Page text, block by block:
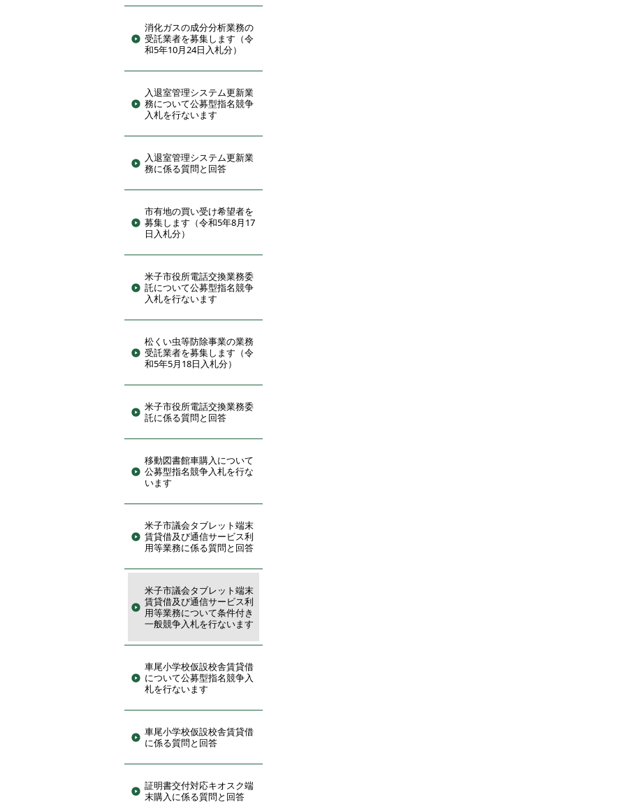
消化ガスの成分分析業務の
受託業者を募集します（令
和5年10月24日入札分）
入退室管理システム更新業
務について公募型指名競争
入札を行ないます
入退室管理システム更新業
務に係る質問と回答
市有地の買い受け希望者を
募集します（令和5年8月17
日入札分）
米子市役所電話交換業務委
託について公募型指名競争
入札を行ないます
松くい虫等防除事業の業務
受託業者を募集します（令
和5年5月18日入札分）
米子市役所電話交換業務委
託に係る質問と回答
移動図書館車購入について
公募型指名競争入札を行な
います
米子市議会タブレット端末
賃貸借及び通信サービス利
用等業務に係る質問と回答
米子市議会タブレット端末
賃貸借及び通信サービス利
用等業務について条件付き
一般競争入札を行ないます
車尾小学校仮設校舎賃貸借
について公募型指名競争入
札を行ないます
車尾小学校仮設校舎賃貸借
に係る質問と回答
証明書交付対応キオスク端
末購入に係る質問と回答